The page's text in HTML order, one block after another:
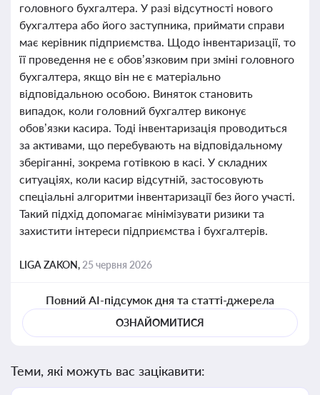
головного бухгалтера. У разі відсутності нового
бухгалтера або його заступника, приймати справи
має керівник підприємства. Щодо інвентаризації, то
її проведення не є обов’язковим при зміні головного
бухгалтера, якщо він не є матеріально
відповідальною особою. Виняток становить
випадок, коли головний бухгалтер виконує
обов’язки касира. Тоді інвентаризація проводиться
за активами, що перебувають на відповідальному
зберіганні, зокрема готівкою в касі. У складних
ситуаціях, коли касир відсутній, застосовують
спеціальні алгоритми інвентаризації без його участі.
Такий підхід допомагає мінімізувати ризики та
захистити інтереси підприємства і бухгалтерів.
LIGA ZAKON, 25 червня 2026
Повний AI-підсумок дня та статті-джерела
ОЗНАЙОМИТИСЯ
Теми, які можуть вас зацікавити: